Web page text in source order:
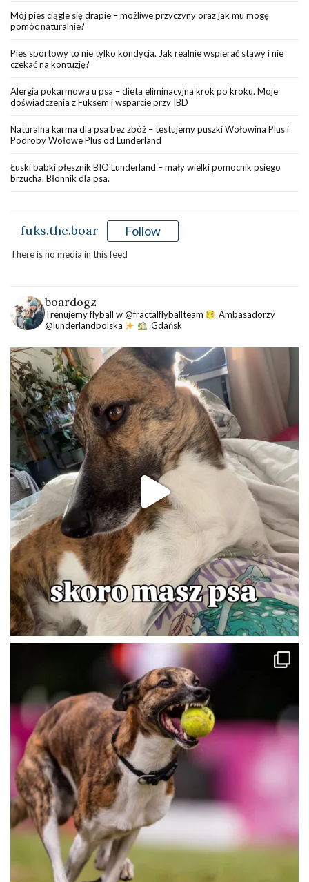
Mój pies ciągle się drapie – możliwe przyczyny oraz jak mu mogę
pomóc naturalnie?
Pies sportowy to nie tylko kondycja. Jak realnie wspierać stawy i nie
czekać na kontuzję?
Alergia pokarmowa u psa – dieta eliminacyjna krok po kroku. Moje
doświadczenia z Fuksem i wsparcie przy IBD
Naturalna karma dla psa bez zbóż – testujemy puszki Wołowina Plus i
Podroby Wołowe Plus od Lunderland
Łuski babki płesznik BIO Lunderland – mały wielki pomocnik psiego
brzucha. Błonnik dla psa.
fuks.the.boar Follow
There is no media in this feed
boardogz
Trenujemy flyball w @fractalflyballteam
Ambasadorzy
@lunderlandpolska
Gdańsk